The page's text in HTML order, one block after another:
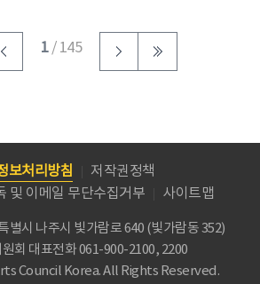
1/ 145
보처리방침
저작권정책
및 이메일 무단수집거부
사이트맵
별시 나주시 빛가람로 640 (빛가람동 352)
회 대표전화 061-900-2100, 2200
Council Korea. All Rights Reserved.